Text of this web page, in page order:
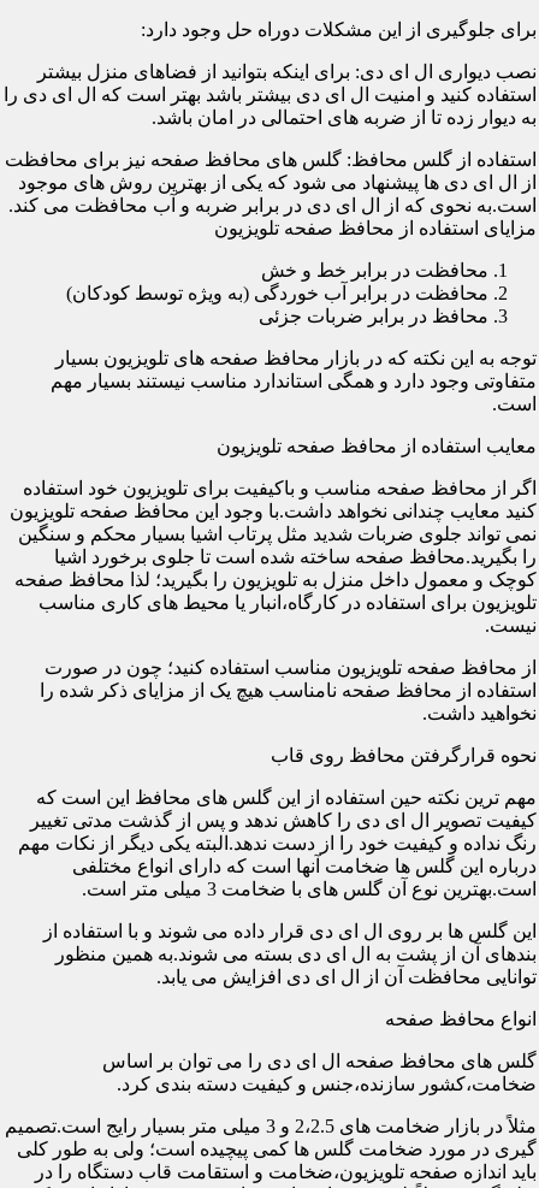
برای جلوگیری از این مشکلات دوراه حل وجود دارد:
نصب دیواری ال ای دی: برای اینکه بتوانید از فضاهای منزل بیشتر
استفاده کنید و امنیت ال ای دی بیشتر باشد بهتر است که ال ای دی را
به دیوار زده تا از ضربه های احتمالی در امان باشد.
استفاده از گلس محافظ: گلس های محافظ صفحه نیز برای محافظت
از ال ای دی ها پیشنهاد می شود که یکی از بهترین روش های موجود
است.به نحوی که از ال ای دی در برابر ضربه و آب محافظت می کند.
مزایای استفاده از محافظ صفحه تلویزیون
محافظت در برابر خط و خش
محافظت در برابر آب خوردگی (به ویژه توسط کودکان)
محافظ در برابر ضربات جزئی
توجه به این نکته که در بازار محافظ صفحه های تلویزیون بسیار
متفاوتی وجود دارد و همگی استاندارد مناسب نیستند بسیار مهم
است.
معایب استفاده از محافظ صفحه تلویزیون
اگر از محافظ صفحه مناسب و باکیفیت برای تلویزیون خود استفاده
کنید معایب چندانی نخواهد داشت.با وجود این محافظ صفحه تلویزیون
نمی تواند جلوی ضربات شدید مثل پرتاب اشیا بسیار محکم و سنگین
را بگیرید.محافظ صفحه ساخته شده است تا جلوی برخورد اشیا
کوچک و معمول داخل منزل به تلویزیون را بگیرید؛ لذا محافظ صفحه
تلویزیون برای استفاده در کارگاه،انبار یا محیط های کاری مناسب
نیست.
از محافظ صفحه تلویزیون مناسب استفاده کنید؛ چون در صورت
استفاده از محافظ صفحه نامناسب هیچ یک از مزایای ذکر شده را
نخواهید داشت.
نحوه قرارگرفتن محافظ روی قاب
مهم ترین نکته حین استفاده از این گلس های محافظ این است که
کیفیت تصویر ال ای دی را کاهش ندهد و پس از گذشت مدتی تغییر
رنگ نداده و کیفیت خود را از دست ندهد.البته یکی دیگر از نکات مهم
درباره این گلس ها ضخامت آنها است که دارای انواع مختلفی
است.بهترین نوع آن گلس های با ضخامت 3 میلی متر است.
این گلس ها بر روی ال ای دی قرار داده می شوند و با استفاده از
بندهای آن از پشت به ال ای دی بسته می شوند.به همین منظور
توانایی محافظت آن از ال ای دی افزایش می یابد.
انواع محافظ صفحه
گلس های محافظ صفحه ال ای دی را می توان بر اساس
ضخامت،کشور سازنده،جنس و کیفیت دسته بندی کرد.
مثلاً در بازار ضخامت های 2،2.5 و 3 میلی متر بسیار رایج است.تصمیم
گیری در مورد ضخامت گلس ها کمی پیچیده است؛ ولی به طور کلی
باید اندازه صفحه تلویزیون،ضخامت و استقامت قاب دستگاه را در